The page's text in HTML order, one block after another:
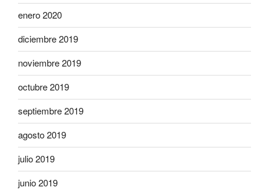
enero 2020
diciembre 2019
noviembre 2019
octubre 2019
septiembre 2019
agosto 2019
julio 2019
junio 2019